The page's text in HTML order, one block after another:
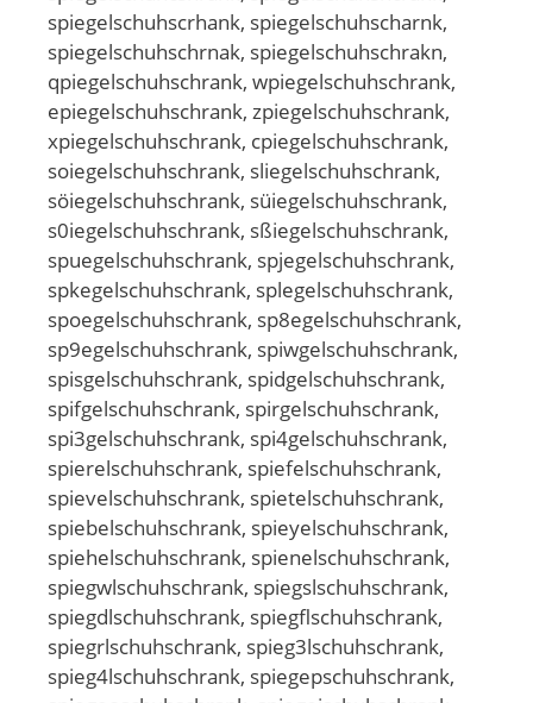
spiegelschuhscrhank, spiegelschuhscharnk,
spiegelschuhschrnak, spiegelschuhschrakn,
qpiegelschuhschrank, wpiegelschuhschrank,
epiegelschuhschrank, zpiegelschuhschrank,
xpiegelschuhschrank, cpiegelschuhschrank,
soiegelschuhschrank, sliegelschuhschrank,
söiegelschuhschrank, süiegelschuhschrank,
s0iegelschuhschrank, sßiegelschuhschrank,
spuegelschuhschrank, spjegelschuhschrank,
spkegelschuhschrank, splegelschuhschrank,
spoegelschuhschrank, sp8egelschuhschrank,
sp9egelschuhschrank, spiwgelschuhschrank,
spisgelschuhschrank, spidgelschuhschrank,
spifgelschuhschrank, spirgelschuhschrank,
spi3gelschuhschrank, spi4gelschuhschrank,
spierelschuhschrank, spiefelschuhschrank,
spievelschuhschrank, spietelschuhschrank,
spiebelschuhschrank, spieyelschuhschrank,
spiehelschuhschrank, spienelschuhschrank,
spiegwlschuhschrank, spiegslschuhschrank,
spiegdlschuhschrank, spiegflschuhschrank,
spiegrlschuhschrank, spieg3lschuhschrank,
spieg4lschuhschrank, spiegepschuhschrank,